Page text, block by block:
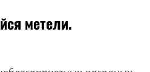
метели.